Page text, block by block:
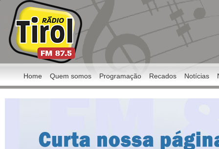
Home Quem somos Programação Recados Notícias